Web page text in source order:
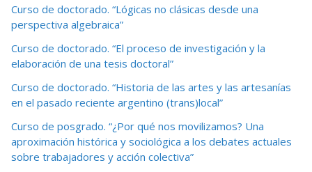
Curso de doctorado. “Lógicas no clásicas desde una
perspectiva algebraica”
Curso de doctorado. “El proceso de investigación y la
elaboración de una tesis doctoral”
Curso de doctorado. “Historia de las artes y las artesanías
en el pasado reciente argentino (trans)local”
Curso de posgrado. “¿Por qué nos movilizamos? Una
aproximación histórica y sociológica a los debates actuales
sobre trabajadores y acción colectiva”